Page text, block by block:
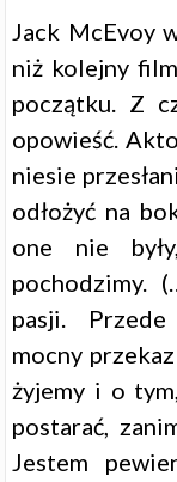
Jack McEvoy
niż kolejny
początku. Z
opowieść.
niesie
odłożyć na
one nie
pochodzimy.
pasji.
mocny
żyjemy i o
postarać,
Jestem